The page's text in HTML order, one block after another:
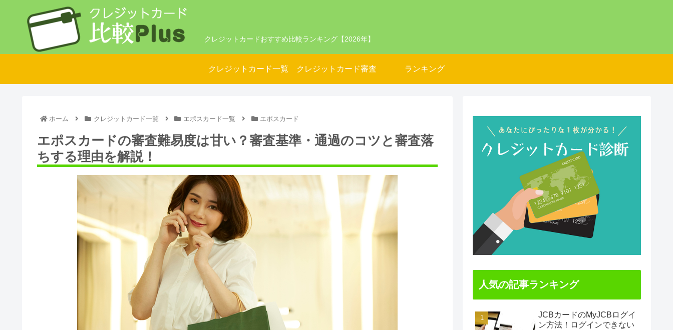
クレジットカードおすすめ比較ランキング【2026年】
クレジットカード一覧 クレジットカード審査 ランキング
ホーム クレジットカード一覧 エポスカード一覧 エポスカード
エポスカードの審査難易度は甘い？審査基準・通過のコツと審査落
ちする理由を解説！
人気の記事ランキング
JCBカードのMyJCBログイ
ン方法！ログインできない